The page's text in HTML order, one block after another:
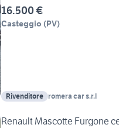
16.500 €
Casteggio (PV)
Rivenditore romera car s.r.l
Renault Mascotte Furgone